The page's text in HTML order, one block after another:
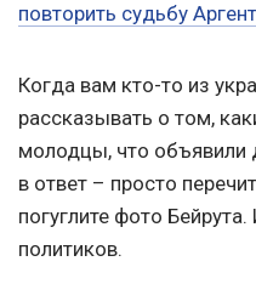
повторить судьбу
Когда вам кто-то из
рассказывать о том,
молодцы, что объявили
в ответ – просто
погуглите фото
политиков.